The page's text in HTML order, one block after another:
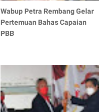
Wabup Petra Rembang Gelar
Pertemuan Bahas Capaian
PBB